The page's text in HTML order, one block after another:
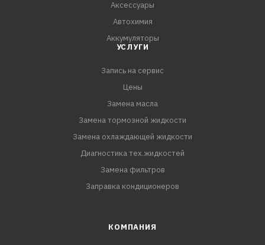
- Не допускает замерзания, перегрева и появления
- Обладает эффективными смазывающими свойствами,
продлевающими ресурс насоса.
- Не повреждает шланги, прокладки и уплотнения
системы охлаждения.
Volkswagen TL 774-C (G11)
Аксессуары
Автохимия
Аккумуляторы
УСЛУГИ
Запись на сервис
Цены
Замена масла
Замена тормозной жидкости
Замена охлаждающей жидкости
Диагностика тех.жидкостей
Замена фильтров
Заправка кондиционеров
КОМПАНИЯ